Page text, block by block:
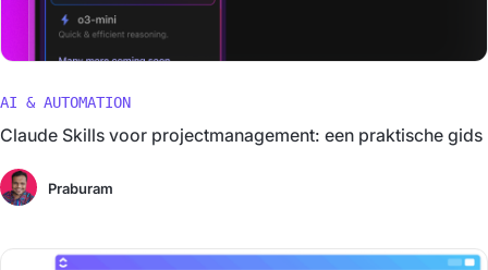
AI & AUTOMATION
Claude Skills voor projectmanagement: een praktische gids
Praburam